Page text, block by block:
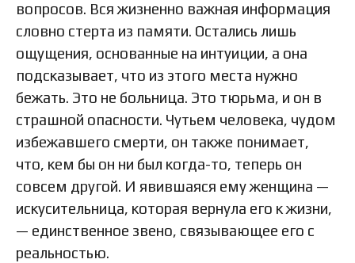
вопросов. Вся жизненно важная информация
словно стерта из памяти. Остались лишь
ощущения, основанные на интуиции, а она
подсказывает, что из этого места нужно
бежать. Это не больница. Это тюрьма, и он в
страшной опасности. Чутьем человека, чудом
избежавшего смерти, он также понимает,
что, кем бы он ни был когда-то, теперь он
совсем другой. И явившаяся ему женщина —
искусительница, которая вернула его к жизни,
— единственное звено, связывающее его с
реальностью.